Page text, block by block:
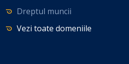
Dreptul muncii
Vezi toate domeniile